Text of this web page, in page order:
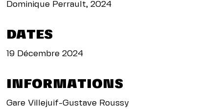
Dominique Perrault, 2024
DATES
19 Décembre 2024
INFORMATIONS
Gare Villejuif-Gustave Roussy